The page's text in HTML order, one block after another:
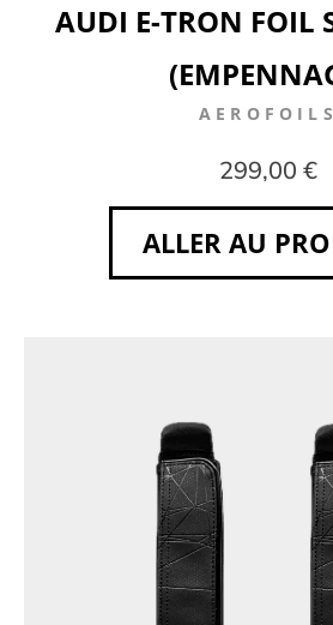
AUDI E-TRON FOIL
AEROFOILS
299,00 €
ALLER AU